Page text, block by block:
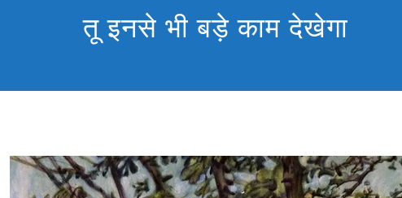
तू इनसे भी बड़े काम देखेगा